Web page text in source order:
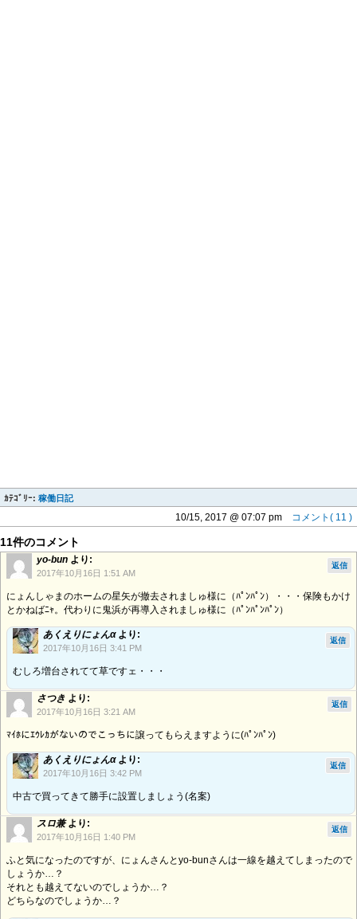
ｶﾃｺﾞﾘｰ: 稼働日記
10/15, 2017 @ 07:07 pm コメント( 11 )
11件のコメント
yo-bun より:
2017年10月16日 1:51 AM
にょんしゃまのホームの星矢が撤去されましゅ様に（ﾊﾟﾝﾊﾟﾝ）・・・保険もかけ
とかねばﾆｬ。代わりに鬼浜が再導入されましゅ様に（ﾊﾟﾝﾊﾟﾝﾊﾟﾝ）
返信
あくえりにょんα より:
2017年10月16日 3:41 PM
むしろ増台されてて草ですェ・・・
返信
さつき より:
2017年10月16日 3:21 AM
ﾏｲﾎにｴｳﾚｶがないのでこっちに譲ってもらえますように(ﾊﾟﾝﾊﾟﾝ)
返信
あくえりにょんα より:
2017年10月16日 3:42 PM
中古で買ってきて勝手に設置しましょう(名案)
返信
スロ兼 より:
2017年10月16日 1:40 PM
ふと気になったのですが、にょんさんとyo-bunさんは一線を越えてしまったので
しょうか…？
それとも越えてないのでしょうか…？
どちらなのでしょうか…？
返信